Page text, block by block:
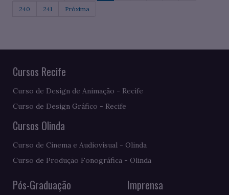
240 241 Próxima
Cursos Recife
Curso de Design de Animação - Recife
Curso de Design Gráfico - Recife
Cursos Olinda
Curso de Cinema e Audiovisual - Olinda
Curso de Produção Fonográfica - Olinda
Pós-Graduação Imprensa